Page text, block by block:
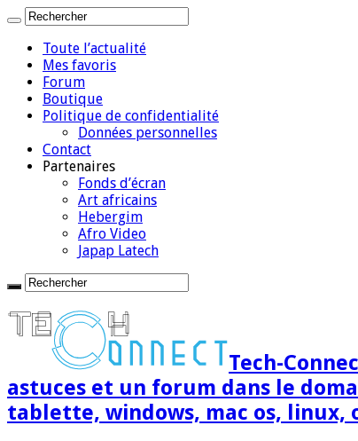
Toute l’actualité
Mes favoris
Forum
Boutique
Politique de confidentialité
Données personnelles
Contact
Partenaires
Fonds d’écran
Art africains
Hebergim
Afro Video
Japap Latech
Tech-
astuces et un forum dans le
tablette, windows, mac os, linux,